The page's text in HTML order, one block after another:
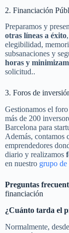
2. Financiación
Preparamos y
otras líneas a éxito
elegibilidad,
subsanaciones y
horas y
solicitud..
3. Foros de
Gestionamos el
más de 200
Barcelona para
Además, contamos
emprendedores
diario y realizamos
en nuestro grupo de
Preguntas
financiación
¿Cuánto tarda el
Normalmente,